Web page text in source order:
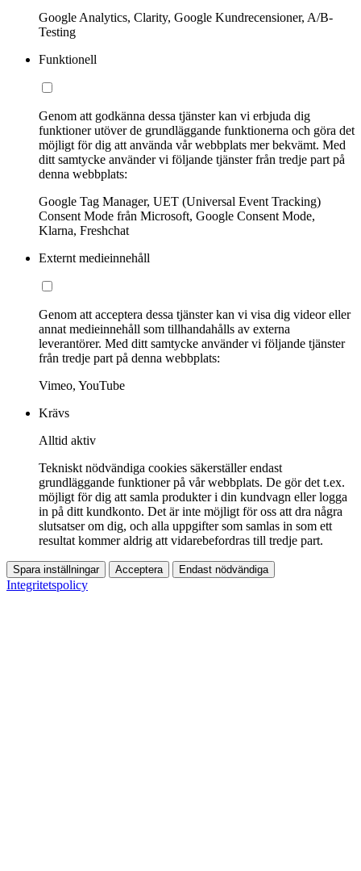
Google Analytics, Clarity, Google Kundrecensioner, A/B-
Testing
Funktionell
Genom att godkänna dessa tjänster kan vi erbjuda dig
funktioner utöver de grundläggande funktionerna och göra det
möjligt för dig att använda vår webbplats mer bekvämt. Med
ditt samtycke använder vi följande tjänster från tredje part på
denna webbplats:
Google Tag Manager, UET (Universal Event Tracking)
Consent Mode från Microsoft, Google Consent Mode,
Klarna, Freshchat
Externt medieinnehåll
Genom att acceptera dessa tjänster kan vi visa dig videor eller
annat medieinnehåll som tillhandahålls av externa
leverantörer. Med ditt samtycke använder vi följande tjänster
från tredje part på denna webbplats:
Vimeo, YouTube
Krävs
Alltid aktiv
Tekniskt nödvändiga cookies säkerställer endast
grundläggande funktioner på vår webbplats. De gör det t.ex.
möjligt för dig att samla produkter i din kundvagn eller logga
in på ditt kundkonto. Det är inte möjligt för oss att dra några
slutsatser om dig, och alla uppgifter som samlas in som ett
resultat kommer aldrig att vidarebefordras till tredje part.
Spara inställningar Acceptera Endast nödvändiga
Integritetspolicy